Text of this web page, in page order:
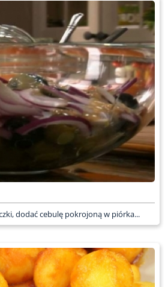
dodać cebulę pokrojoną w piórka...